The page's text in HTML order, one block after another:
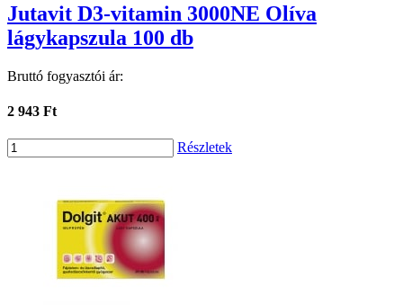
Jutavit D3-vitamin 3000NE Olíva
lágykapszula 100 db
Bruttó fogyasztói ár:
2 943 Ft
Részletek